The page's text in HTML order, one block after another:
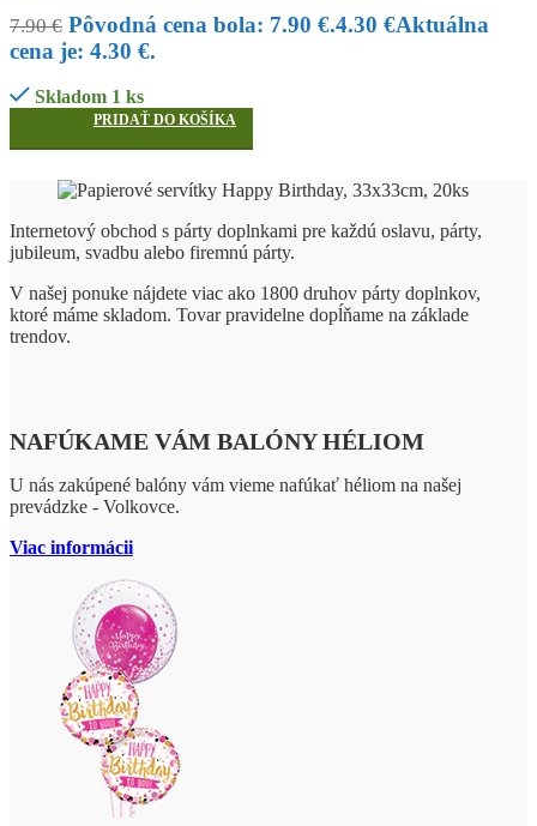
7.90€ Pôvodná cena bola: 7.90 €.4.30 €Aktuálna
cena je: 4.30 €.
Skladom 1 ks
PRIDAŤ DO KOŠÍKA
Internetový obchod s párty doplnkami pre každú oslavu, párty,
jubileum, svadbu alebo firemnú párty.
V našej ponuke nájdete viac ako 1800 druhov párty doplnkov,
ktoré máme skladom. Tovar pravidelne dopĺňame na základe
trendov.
NAFÚKAME VÁM BALÓNY HÉLIOM
U nás zakúpené balóny vám vieme nafúkať héliom na našej
prevádzke - Volkovce.
Viac informácii